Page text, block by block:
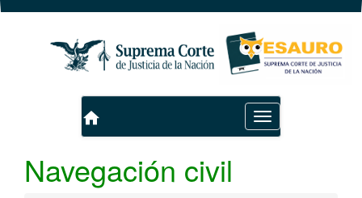
Toggle
navigation
home
Navegación civil